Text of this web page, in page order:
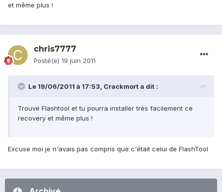
et même plus !
chris7777
Posté(e) 19 juin 2011
Le 19/06/2011 à 17:53, Crackmort a dit :
Trouve Flashtool et tu pourra installer très facilement ce
recovery et même plus !
Excuse moi je n'avais pas compris que c'était celui de FlashTool